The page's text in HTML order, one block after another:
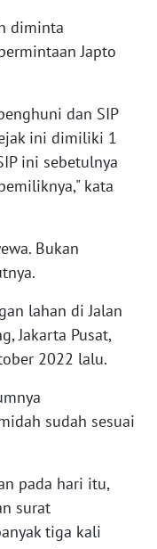
diminta
Japto
dan SIP
ini dimiliki 1
ini sebetulnya
kata
Bukan
lahan di Jalan
Jakarta Pusat,
2022 lalu.
sudah sesuai
pada hari itu,
surat
tiga kali